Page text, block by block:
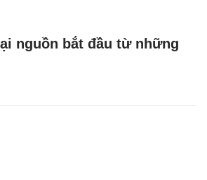
nguồn bắt đầu từ những